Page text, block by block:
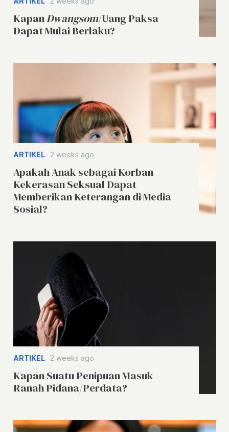
KapanDwangsom/Uang Paksa
Dapat Mulai Berlaku?
ARTIKEL 2 weeks ago
Apakah Anak sebagai Korban
Kekerasan Seksual Dapat
Memberikan Keterangan di Media
Sosial?
ARTIKEL 2 weeks ago
Kapan Suatu Penipuan Masuk
Ranah Pidana/Perdata?